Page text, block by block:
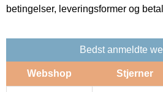
betingelser, leveringsformer og
Bedst anmeldte
Webshop Stjerner